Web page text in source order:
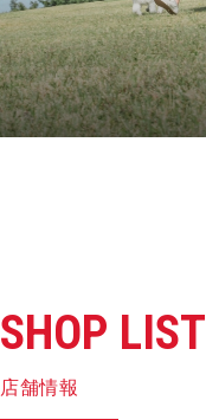
SHOP LIST
店舗情報